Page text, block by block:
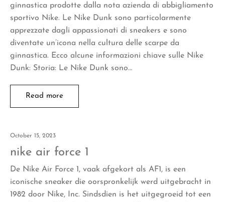
ginnastica prodotte dalla nota azienda di abbigliamento
sportivo Nike. Le Nike Dunk sono particolarmente
apprezzate dagli appassionati di sneakers e sono
diventate un’icona nella cultura delle scarpe da
ginnastica. Ecco alcune informazioni chiave sulle Nike
Dunk: Storia: Le Nike Dunk sono…
Read more
October 15, 2023
nike air force 1
De Nike Air Force 1, vaak afgekort als AF1, is een
iconische sneaker die oorspronkelijk werd uitgebracht in
1982 door Nike, Inc. Sindsdien is het uitgegroeid tot een